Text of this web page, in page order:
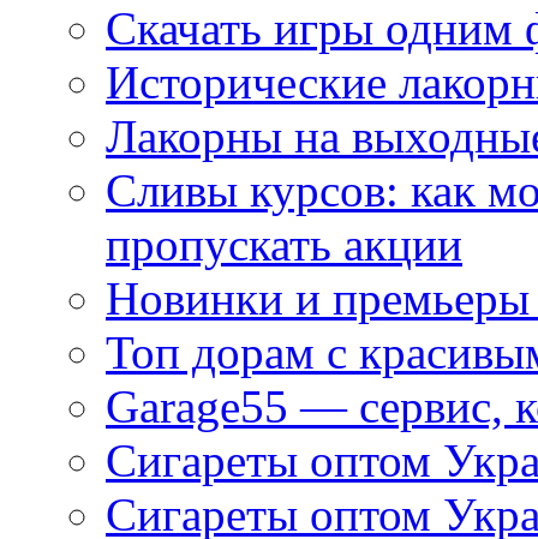
Скачать игры одним
Исторические
Лакорны на
Сливы курсов: как
пропускать акции
Новинки и
Топ дорам с
Garage55 — сервис,
Сигареты оптом
Сигареты оптом